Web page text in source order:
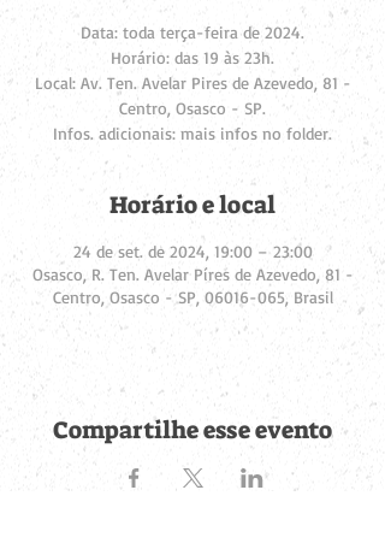
Data: toda terça-feira de 2024.
Horário: das 19 às 23h.
Local: Av. Ten. Avelar Pires de Azevedo, 81 -
Centro, Osasco - SP.
Infos. adicionais: mais infos no folder.
Horário e local
24 de set. de 2024, 19:00 – 23:00
Osasco, R. Ten. Avelar Píres de Azevedo, 81 -
Centro, Osasco - SP, 06016-065, Brasil
Compartilhe esse evento